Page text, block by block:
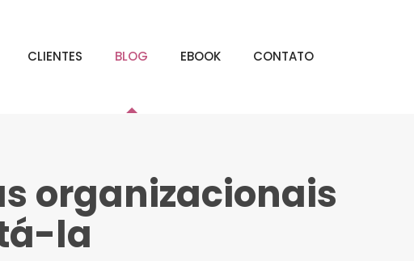
CLIENTES BLOG EBOOK CONTATO
organizacionais
la